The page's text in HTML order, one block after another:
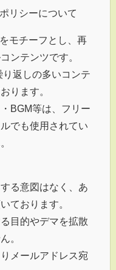
リシーについて
モチーフとし、再
ンテンツです。
返しの多いコンテ
ります。
BGM等は、フリー
でも使用されてい
る意図はなく、あ
ております。
目的やデマを拡散
。
メールアドレス宛